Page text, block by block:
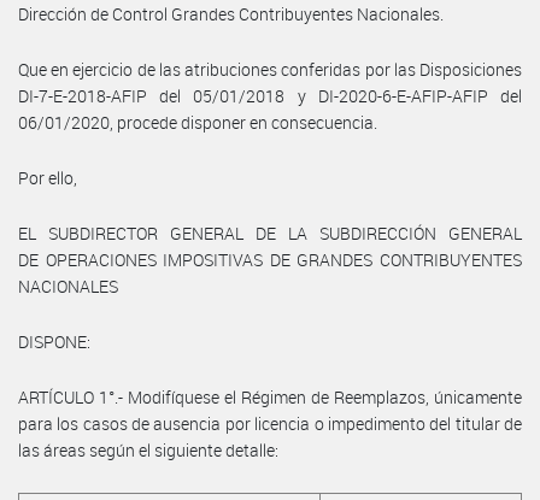
Dirección de Control Grandes Contribuyentes Nacionales.
Que en ejercicio de las atribuciones conferidas por las Disposiciones
DI-7-E-2018-AFIP del 05/01/2018 y DI-2020-6-E-AFIP-AFIP del
06/01/2020, procede disponer en consecuencia.
Por ello,
EL SUBDIRECTOR GENERAL DE LA SUBDIRECCIÓN GENERAL
DE OPERACIONES IMPOSITIVAS DE GRANDES CONTRIBUYENTES
NACIONALES
DISPONE:
ARTÍCULO 1°.- Modifíquese el Régimen de Reemplazos, únicamente
para los casos de ausencia por licencia o impedimento del titular de
las áreas según el siguiente detalle: